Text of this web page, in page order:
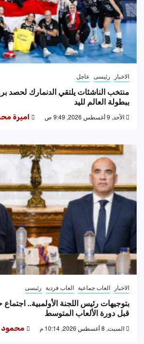
الاخبار رئيسى عاجل
منتخب الناشئات يلتقي الدنمارك لحصد
ببطولة العالم لليد
الأحد, 9 أغسطس 2026, 9:49 ص اميرة
الاخبار العاب جماعية العاب فردية رئيسى
بتوجيهات رئيس اللجنة الأولمبية..
قبل دورة الألعاب المتوسط
السبت, 8 أغسطس 2026, 10:14 م محمود